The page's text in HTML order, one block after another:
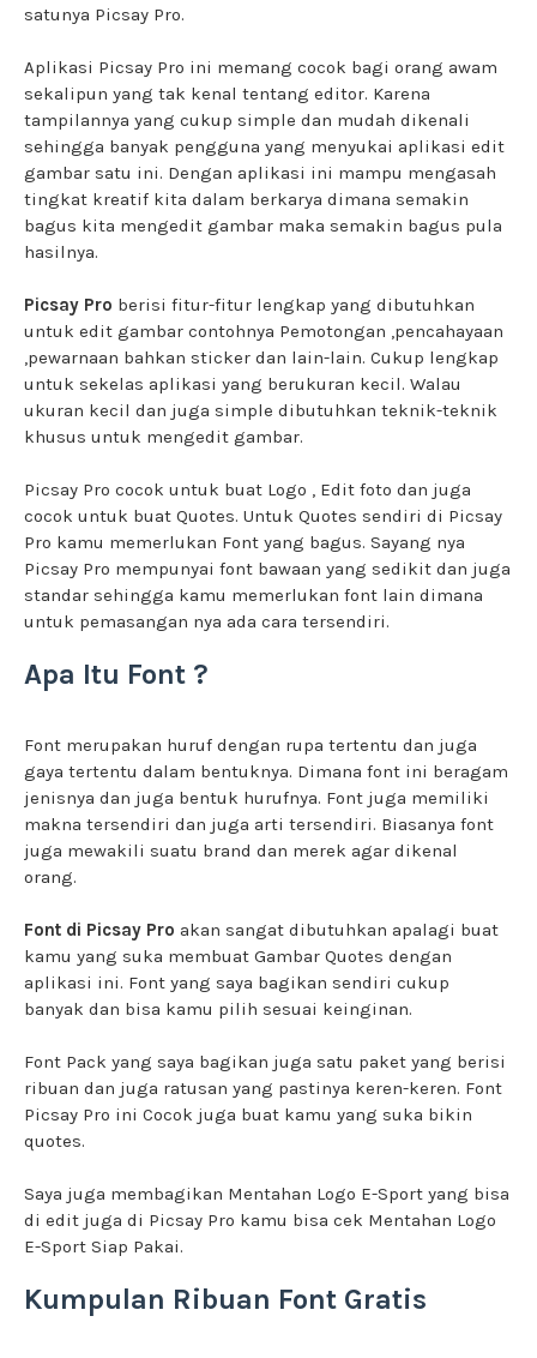
satunya Picsay Pro.
Aplikasi Picsay Pro ini memang cocok bagi orang awam
sekalipun yang tak kenal tentang editor. Karena
tampilannya yang cukup simple dan mudah dikenali
sehingga banyak pengguna yang menyukai aplikasi edit
gambar satu ini. Dengan aplikasi ini mampu mengasah
tingkat kreatif kita dalam berkarya dimana semakin
bagus kita mengedit gambar maka semakin bagus pula
hasilnya.
Picsay Pro berisi fitur-fitur lengkap yang dibutuhkan
untuk edit gambar contohnya Pemotongan ,pencahayaan
,pewarnaan bahkan sticker dan lain-lain. Cukup lengkap
untuk sekelas aplikasi yang berukuran kecil. Walau
ukuran kecil dan juga simple dibutuhkan teknik-teknik
khusus untuk mengedit gambar.
Picsay Pro cocok untuk buat Logo , Edit foto dan juga
cocok untuk buat Quotes. Untuk Quotes sendiri di Picsay
Pro kamu memerlukan Font yang bagus. Sayang nya
Picsay Pro mempunyai font bawaan yang sedikit dan juga
standar sehingga kamu memerlukan font lain dimana
untuk pemasangan nya ada cara tersendiri.
Apa Itu Font ?
Font merupakan huruf dengan rupa tertentu dan juga
gaya tertentu dalam bentuknya. Dimana font ini beragam
jenisnya dan juga bentuk hurufnya. Font juga memiliki
makna tersendiri dan juga arti tersendiri. Biasanya font
juga mewakili suatu brand dan merek agar dikenal
orang.
Font di Picsay Pro akan sangat dibutuhkan apalagi buat
kamu yang suka membuat Gambar Quotes dengan
aplikasi ini. Font yang saya bagikan sendiri cukup
banyak dan bisa kamu pilih sesuai keinginan.
Font Pack yang saya bagikan juga satu paket yang berisi
ribuan dan juga ratusan yang pastinya keren-keren. Font
Picsay Pro ini Cocok juga buat kamu yang suka bikin
quotes.
Saya juga membagikan Mentahan Logo E-Sport yang bisa
di edit juga di Picsay Pro kamu bisa cek Mentahan Logo
E-Sport Siap Pakai.
Kumpulan Ribuan Font Gratis